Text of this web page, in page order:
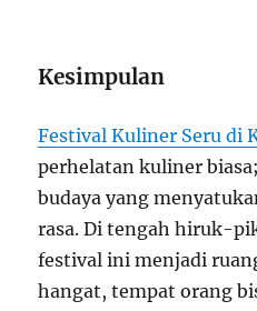
Kesimpulan
Festival Kuliner Seru di
perhelatan kuliner
budaya yang
rasa. Di tengah hiruk-
festival ini menjadi
hangat, tempat orang